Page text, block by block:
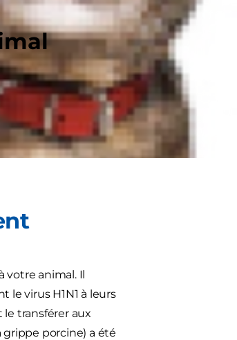
suivre très
n'ont pas signalé
ou d'autres
Pour plus
votre animal. Il
virus H1N1 à leurs
transférer aux
grippe porcine) a été